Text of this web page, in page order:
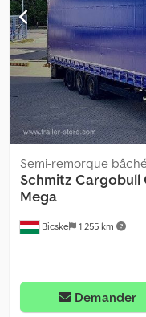
Dcjdpfxeztgx Do Al Sok
Bicske 1 255 km
Semi-remorque
Schmitz Cargobull
Mega
Demander